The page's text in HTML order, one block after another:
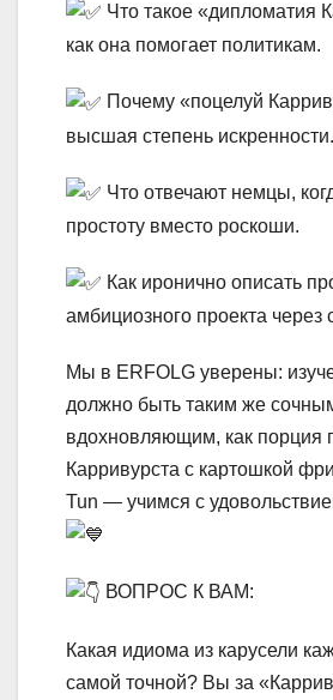
Что такое «дипломатия
как она помогает политикам.
Почему «поцелуй
высшая степень искренности.
Что отвечают немцы,
простоту вместо роскоши.
Как иронично описать
амбициозного проекта через
Мы в ERFOLG уверены:
должно быть таким же
вдохновляющим, как порция
Карривурста с картошкой
Tun — учимся с
ВОПРОС К ВАМ:
Какая идиома из карусели
самой точной? Вы за